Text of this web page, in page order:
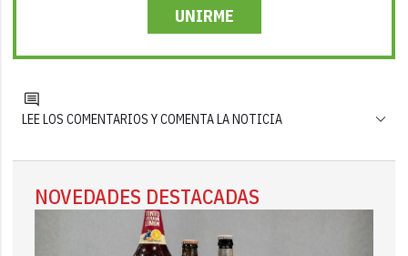
UNIRME
LEE LOS COMENTARIOS Y COMENTA LA NOTICIA
NOVEDADES DESTACADAS